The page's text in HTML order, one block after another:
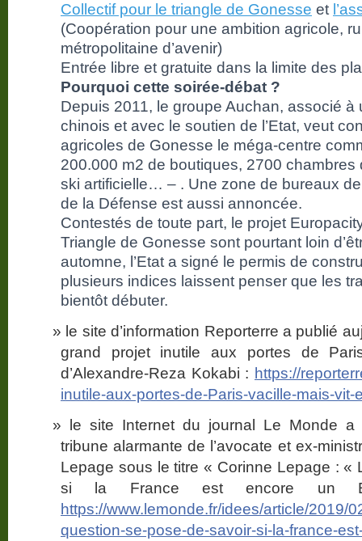
Collectif pour le triangle de Gonesse et
(Coopération pour une ambition agricole,
métropolitaine d’avenir)
Entrée libre et gratuite dans la limite des
Pourquoi cette soirée-débat ?
Depuis 2011, le groupe Auchan, associé à
chinois et avec le soutien de l’Etat, veut
agricoles de Gonesse le méga-centre
200.000 m2 de boutiques, 2700 chambres
ski artificielle… – . Une zone de bureaux
de la Défense est aussi annoncée.
Contestés de toute part, le projet
Triangle de Gonesse sont pourtant loin
automne, l’Etat a signé le permis de
plusieurs indices laissent penser que les
bientôt débuter.
le site d’information Reporterre a publié
grand projet inutile aux portes de
d’Alexandre-Reza Kokabi : https://
inutile-aux-portes-de-Paris-vacille-mais-vit-
le site Internet du journal Le Monde a
tribune alarmante de l’avocate et ex-
Lepage sous le titre « Corinne Lepage : «
si la France est encore
https://www.lemonde.fr/idees/article/2019/
question-se-pose-de-savoir-si-la-france-